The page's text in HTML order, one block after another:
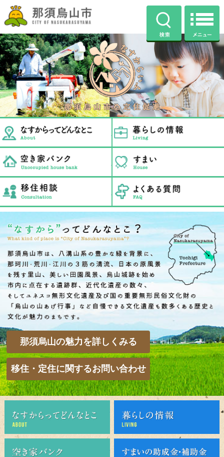
那須烏山市定住促進
那須烏山市公式ホームページ 検索
なすからすやまってどんな
空き家バンク
移住相談
那須烏山の魅力を詳しくみる
移住・定住に関するお問い合わせ
空き家バンク